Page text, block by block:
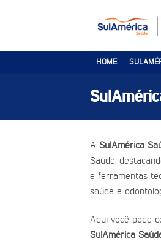
HOME
A SulAmérica
Saúde,
e ferramentas
saúde e
Aqui você pode
SulAmérica